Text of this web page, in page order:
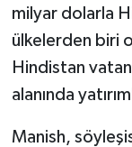
milyar dolarla
ülkelerden biri
Hindistan
alanında
Manish,